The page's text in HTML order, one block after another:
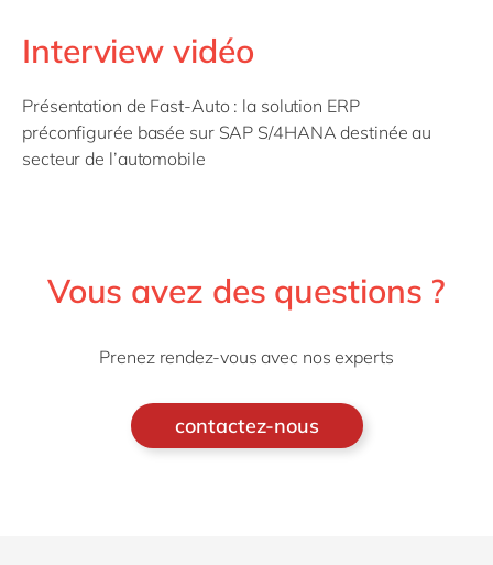
Interview vidéo
Présentation de Fast-Auto : la solution ERP
préconfigurée basée sur SAP S/4HANA destinée au
secteur de l’automobile
Vous avez des questions ?
Prenez rendez-vous avec nos experts
contactez-nous